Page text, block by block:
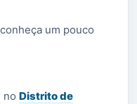
um pouco
no Distrito de